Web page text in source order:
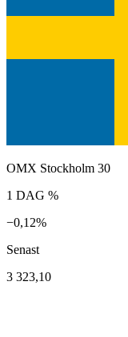
OMX Stockholm 30
1 DAG %
−0,12%
Senast
3 323,10